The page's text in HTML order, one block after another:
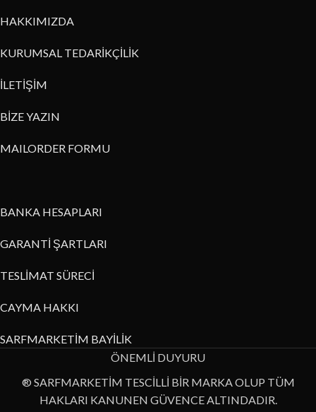
HAKKIMIZDA
KURUMSAL TEDARİKÇİLİK
İLETİŞİM
BİZE YAZIN
MAILORDER FORMU
BANKA HESAPLARI
GARANTİ ŞARTLARI
TESLİMAT SÜRECİ
CAYMA HAKKI
SARFMARKETİM BAYİLİK
ÖNEMLİ DUYURU
® SARFMARKETİM TESCİLLİ BİR MARKA OLUP TÜM
HAKLARI KANUNEN GÜVENCE ALTINDADIR.